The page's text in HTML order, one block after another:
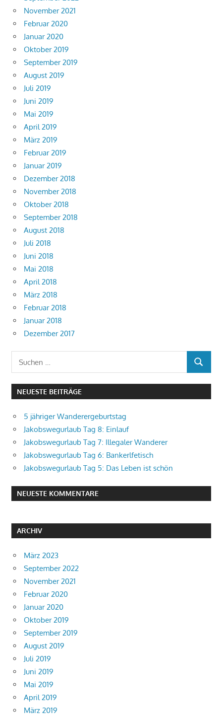
November 2021
Februar 2020
Januar 2020
Oktober 2019
September 2019
August 2019
Juli 2019
Juni 2019
Mai 2019
April 2019
März 2019
Februar 2019
Januar 2019
Dezember 2018
November 2018
Oktober 2018
September 2018
August 2018
Juli 2018
Juni 2018
Mai 2018
April 2018
März 2018
Februar 2018
Januar 2018
Dezember 2017
SUCHEN
NEUESTE BEITRÄGE
5 jähriger Wanderergeburtstag
Jakobswegurlaub Tag 8: Einlauf
Jakobswegurlaub Tag 7: Illegaler Wanderer
Jakobswegurlaub Tag 6: Bankerlfetisch
Jakobswegurlaub Tag 5: Das Leben ist schön
NEUESTE KOMMENTARE
ARCHIV
März 2023
September 2022
November 2021
Februar 2020
Januar 2020
Oktober 2019
September 2019
August 2019
Juli 2019
Juni 2019
Mai 2019
April 2019
März 2019